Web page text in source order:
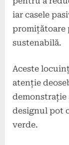
iar casele
promițătoare
sustenabilă.
Aceste
atenție
demonstrație
designul pot
verde.